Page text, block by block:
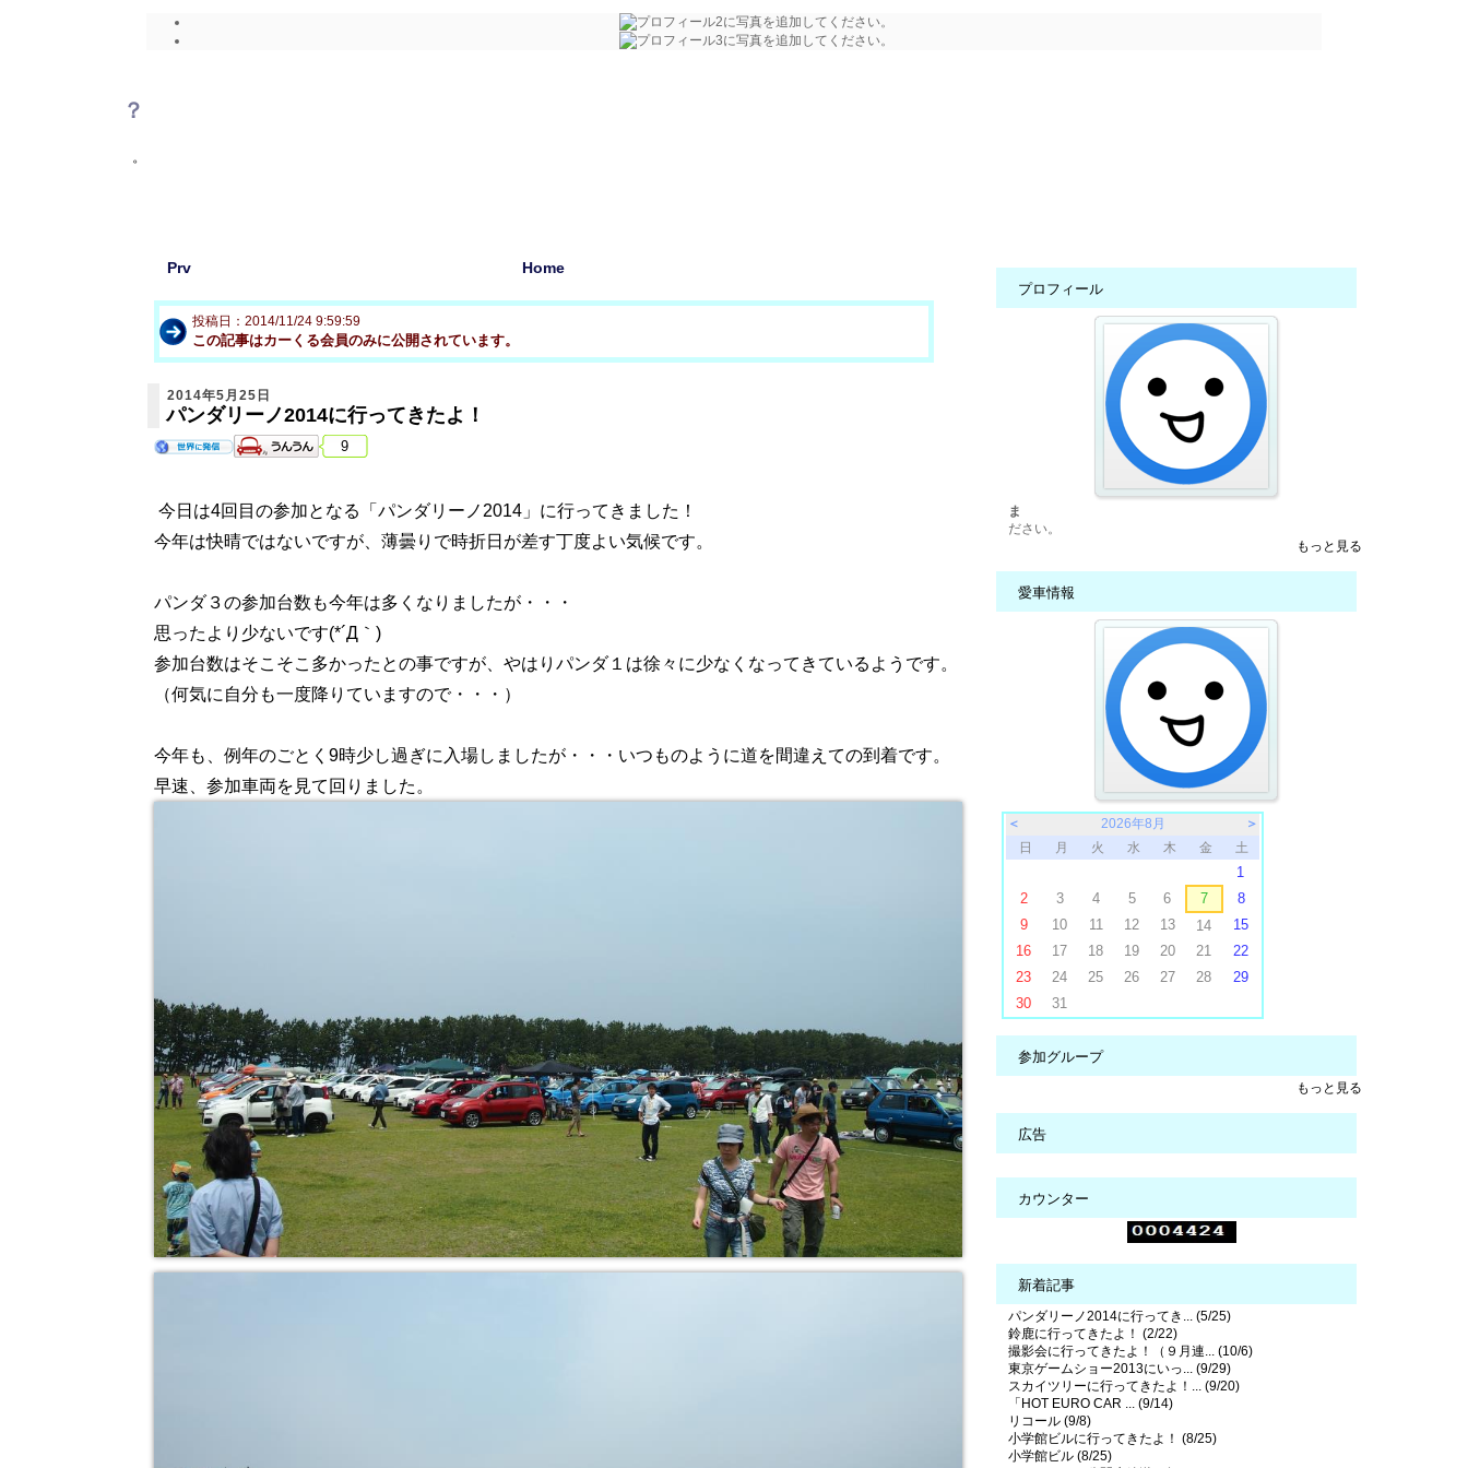
？
。
Prv Home
投稿日：2014/11/24 9:59:59
この記事はカーくる会員のみに公開されています。
2014年5月25日
パンダリーノ2014に行ってきたよ！
9
今日は4回目の参加となる「パンダリーノ2014」に行ってきました！
今年は快晴ではないですが、薄曇りで時折日が差す丁度よい気候です。
パンダ３の参加台数も今年は多くなりましたが・・・
思ったより少ないです(*´Д｀)
参加台数はそこそこ多かったとの事ですが、やはりパンダ１は徐々に少なくなってきているようです。
（何気に自分も一度降りていますので・・・）
今年も、例年のごとく9時少し過ぎに入場しましたが・・・いつものように道を間違えての到着です。
早速、参加車両を見て回りました。
プロフィール
ま
ださい。
もっと見る
愛車情報
＜ 2026年8月
＞
日
月 火 水 木 金 土
1
2
3 4 5 6 7
8
9
10 11 12 13 14
15
16
17 18 19 20 21
22
23
24 25 26 27 28
29
30
31
参加グループ
もっと見る
広告
カウンター
新着記事
パンダリーノ2014に行ってき... (5/25)
鈴鹿に行ってきたよ！ (2/22)
撮影会に行ってきたよ！（９月連... (10/6)
東京ゲームショー2013にいっ... (9/29)
スカイツリーに行ってきたよ！... (9/20)
「HOT EURO CAR ... (9/14)
リコール (9/8)
小学館ビルに行ってきたよ！ (8/25)
小学館ビル (8/25)